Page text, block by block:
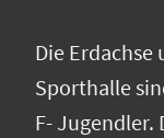
Die
Sporthalle
F- Jugendler.